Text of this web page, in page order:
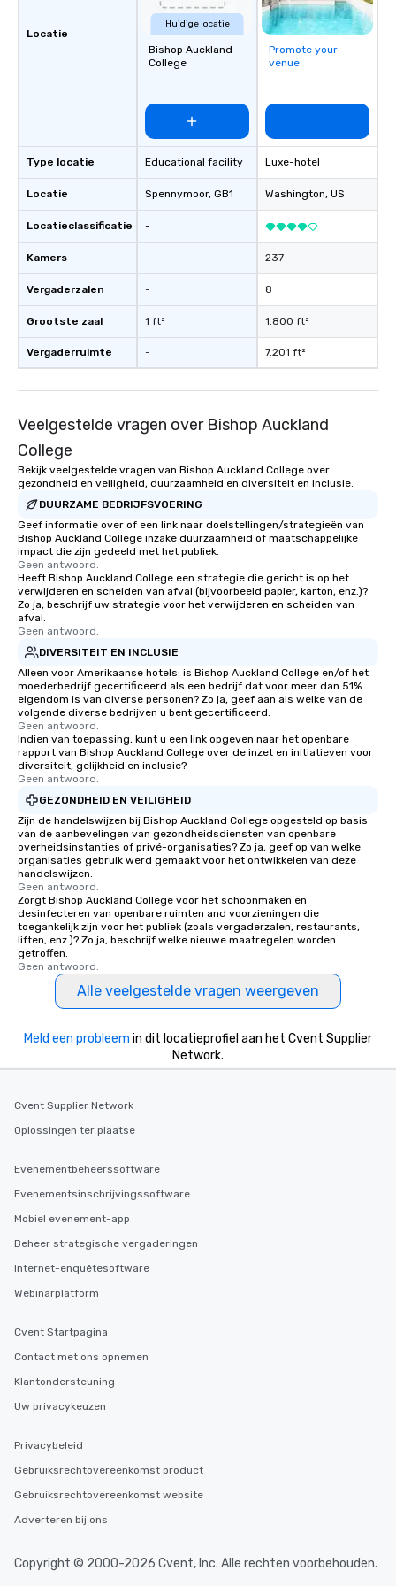
Locatie
Type locatie
Locatie
Locatieclassificatie
Kamers
Vergaderzalen
Grootste zaal
Vergaderruimte
Huidige locatie
Bishop Auckland
College
Educational facility
Spennymoor, GB1
-
-
-
1 ft²
-
Promote your
venue
Luxe-hotel
Washington, US
237
8
1.800 ft²
7.201 ft²
Veelgestelde vragen over Bishop Auckland
College
Bekijk veelgestelde vragen van Bishop Auckland College over
gezondheid en veiligheid, duurzaamheid en diversiteit en inclusie.
DUURZAME BEDRIJFSVOERING
Geef informatie over of een link naar doelstellingen/strategieën van
Bishop Auckland College inzake duurzaamheid of maatschappelijke
impact die zijn gedeeld met het publiek.
Geen antwoord.
Heeft Bishop Auckland College een strategie die gericht is op het
verwijderen en scheiden van afval (bijvoorbeeld papier, karton, enz.)?
Zo ja, beschrijf uw strategie voor het verwijderen en scheiden van
afval.
Geen antwoord.
DIVERSITEIT EN INCLUSIE
Alleen voor Amerikaanse hotels: is Bishop Auckland College en/of het
moederbedrijf gecertificeerd als een bedrijf dat voor meer dan 51%
eigendom is van diverse personen? Zo ja, geef aan als welke van de
volgende diverse bedrijven u bent gecertificeerd:
Geen antwoord.
Indien van toepassing, kunt u een link opgeven naar het openbare
rapport van Bishop Auckland College over de inzet en initiatieven voor
diversiteit, gelijkheid en inclusie?
Geen antwoord.
GEZONDHEID EN VEILIGHEID
Zijn de handelswijzen bij Bishop Auckland College opgesteld op basis
van de aanbevelingen van gezondheidsdiensten van openbare
overheidsinstanties of privé-organisaties? Zo ja, geef op van welke
organisaties gebruik werd gemaakt voor het ontwikkelen van deze
handelswijzen.
Geen antwoord.
Zorgt Bishop Auckland College voor het schoonmaken en
desinfecteren van openbare ruimten and voorzieningen die
toegankelijk zijn voor het publiek (zoals vergaderzalen, restaurants,
liften, enz.)? Zo ja, beschrijf welke nieuwe maatregelen worden
getroffen.
Geen antwoord.
Alle veelgestelde vragen weergeven
Meld een probleem in dit locatieprofiel aan het Cvent Supplier
Network.
Cvent Supplier Network
Oplossingen ter plaatse
Evenementbeheerssoftware
Evenementsinschrijvingssoftware
Mobiel evenement-app
Beheer strategische vergaderingen
Internet-enquêtesoftware
Webinarplatform
Cvent Startpagina
Contact met ons opnemen
Klantondersteuning
Uw privacykeuzen
Privacybeleid
Gebruiksrechtovereenkomst product
Gebruiksrechtovereenkomst website
Adverteren bij ons
Copyright © 2000-2026 Cvent, Inc. Alle rechten voorbehouden.